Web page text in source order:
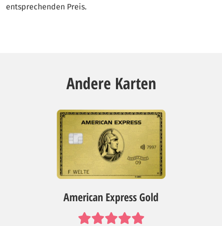
entsprechenden Preis.
Andere Karten
American Express Gold